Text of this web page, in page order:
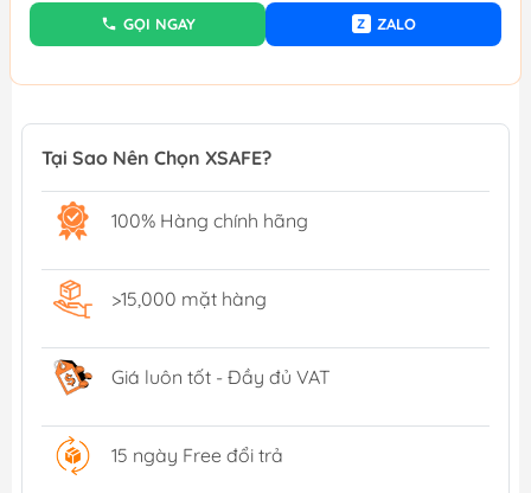
GỌI NGAY Z ZALO
Tại Sao Nên Chọn XSAFE?
100% Hàng chính hãng
>15,000 mặt hàng
Giá luôn tốt - Đầy đủ VAT
15 ngày Free đổi trả